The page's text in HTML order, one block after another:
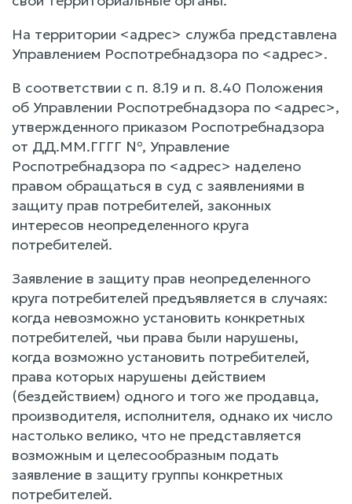
На территории <адрес> служба представлена
Управлением Роспотребнадзора по <адрес>.
В соответствии с п. 8.19 и п. 8.40 Положения
об Управлении Роспотребнадзора по <адрес>,
утвержденного приказом Роспотребнадзора
от ДД.ММ.ГГГГ №, Управление
Роспотребнадзора по <адрес> наделено
правом обращаться в суд с заявлениями в
защиту прав потребителей, законных
интересов неопределенного круга
потребителей.
Заявление в защиту прав неопределенного
круга потребителей предъявляется в случаях:
когда невозможно установить конкретных
потребителей, чьи права были нарушены,
когда возможно установить потребителей,
права которых нарушены действием
(бездействием) одного и того же продавца,
производителя, исполнителя, однако их число
настолько велико, что не представляется
возможным и целесообразным подать
заявление в защиту группы конкретных
потребителей.